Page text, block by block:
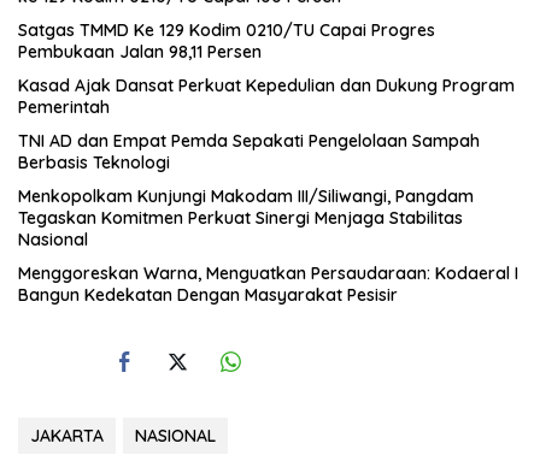
Satgas TMMD Ke 129 Kodim 0210/TU Capai Progres
Pembukaan Jalan 98,11 Persen
Kasad Ajak Dansat Perkuat Kepedulian dan Dukung Program
Pemerintah
TNI AD dan Empat Pemda Sepakati Pengelolaan Sampah
Berbasis Teknologi
Menkopolkam Kunjungi Makodam III/Siliwangi, Pangdam
Tegaskan Komitmen Perkuat Sinergi Menjaga Stabilitas
Nasional
‎Menggoreskan Warna, Menguatkan Persaudaraan: Kodaeral I
Bangun Kedekatan Dengan Masyarakat Pesisir
JAKARTA NASIONAL